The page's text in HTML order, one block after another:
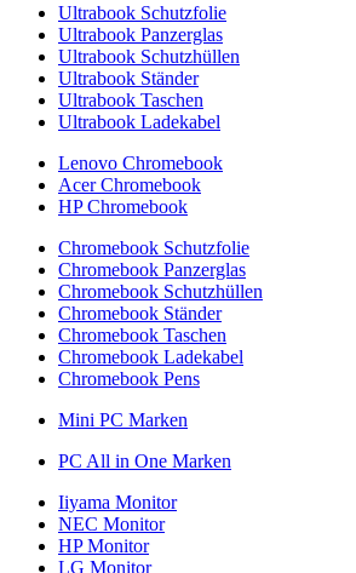
Ultrabook Schutzfolie
Ultrabook Panzerglas
Ultrabook Schutzhüllen
Ultrabook Ständer
Ultrabook Taschen
Ultrabook Ladekabel
Lenovo Chromebook
Acer Chromebook
HP Chromebook
Chromebook Schutzfolie
Chromebook Panzerglas
Chromebook Schutzhüllen
Chromebook Ständer
Chromebook Taschen
Chromebook Ladekabel
Chromebook Pens
Mini PC Marken
PC All in One Marken
Iiyama Monitor
NEC Monitor
HP Monitor
LG Monitor